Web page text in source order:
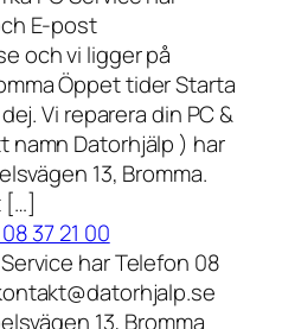
E-post
och vi ligger på
Öppet tider Starta
Vi reparera din PC &
namn Datorhjälp ) har
13, Bromma.
[…]
37 21 00
har Telefon 08
13, Bromma